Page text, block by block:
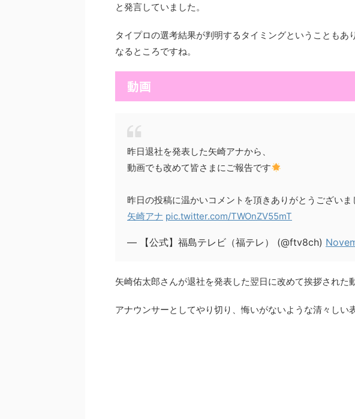
と発言していました。
タイプロの選考結果が判明するタイミングということもあ
なるところですね。
動画
昨日退社を発表した矢崎アナから、
動画でも改めて皆さまにご報告です
昨日の投稿に温かいコメントを頂きありがとうございま
矢崎アナ pic.twitter.com/TWOnZV55mT
— 【公式】福島テレビ（福テレ） (@ftv8ch)
矢崎佑太郎さんが退社を発表した翌日に改めて挨拶された
アナウンサーとしてやり切り、悔いがないような清々しい